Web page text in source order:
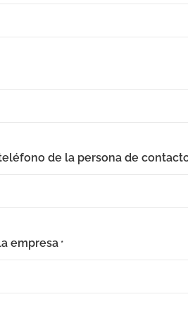
de la persona de
empresa *